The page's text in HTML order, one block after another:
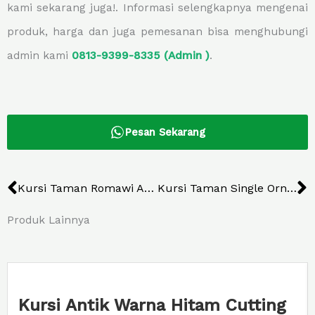
kami sekarang juga!. Informasi selengkapnya mengenai
produk, harga dan juga pemesanan bisa menghubungi
admin kami 0813-9399-8335 (Admin ).
Pesan Sekarang
Prev Kursi Taman Romawi Anggur Kursi Taman Single Ornamen Ikan Komet
Produk Lainnya
Kursi Antik Warna Hitam Cutting